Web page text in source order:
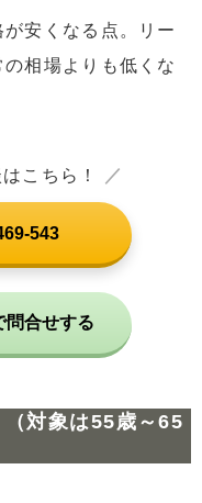
安くなる点。リー
相場よりも低くな
こちら！ ／
543
問合せする
（対象は55歳～65